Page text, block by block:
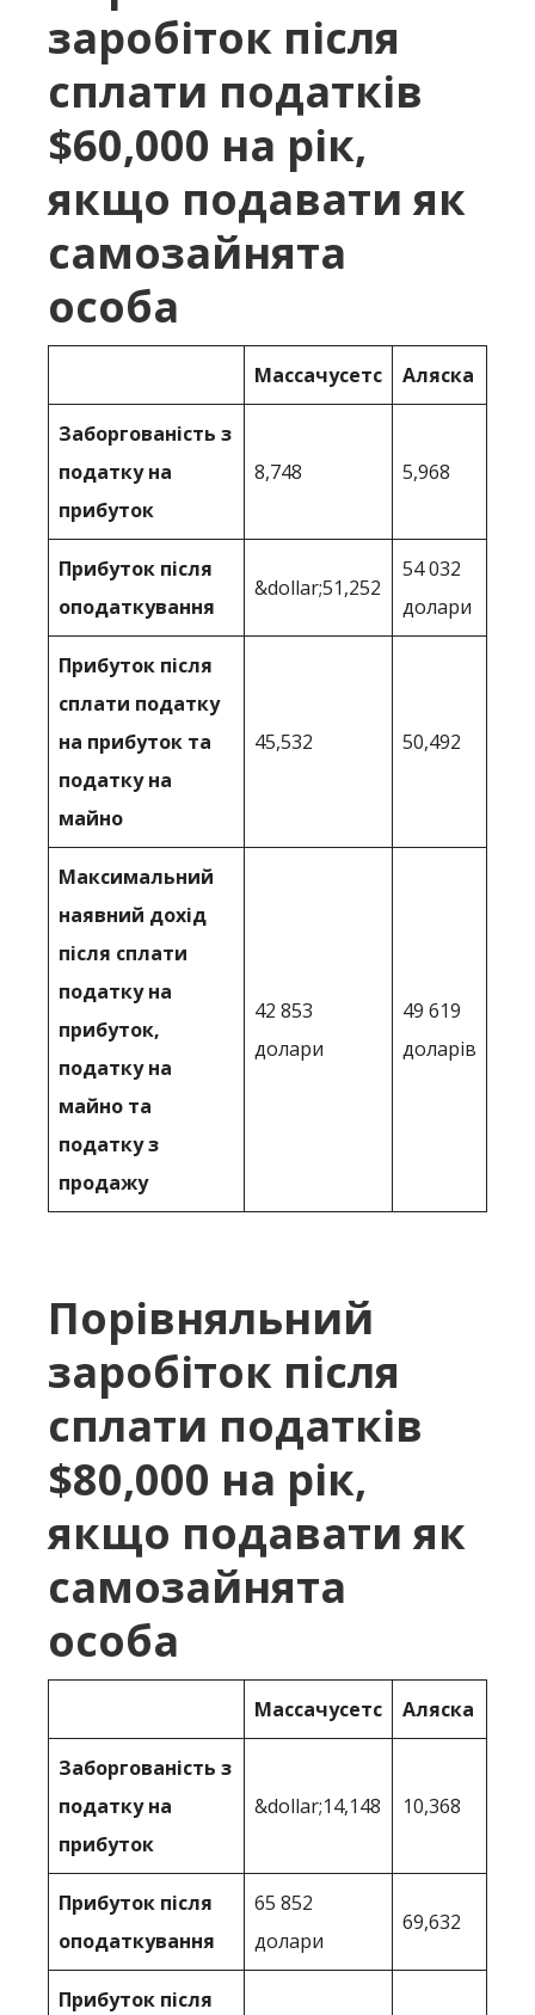
заробіток після
сплати податків
$60,000 на рік,
якщо подавати як
самозайнята
особа
Массачусетс Аляска
Заборгованість з
податку на
прибуток
8,748 5,968
Прибуток після
оподаткування
&dollar;51,252
54 032
долари
Прибуток після
сплати податку
на прибуток та
податку на
майно
45,532 50,492
Максимальний
наявний дохід
після сплати
податку на
прибуток,
податку на
майно та
податку з
продажу
42 853
долари
49 619
доларів
Порівняльний
заробіток після
сплати податків
$80,000 на рік,
якщо подавати як
самозайнята
особа
Массачусетс Аляска
Заборгованість з
податку на
прибуток
&dollar;14,148 10,368
Прибуток після
оподаткування
65 852
долари
69,632
Прибуток після